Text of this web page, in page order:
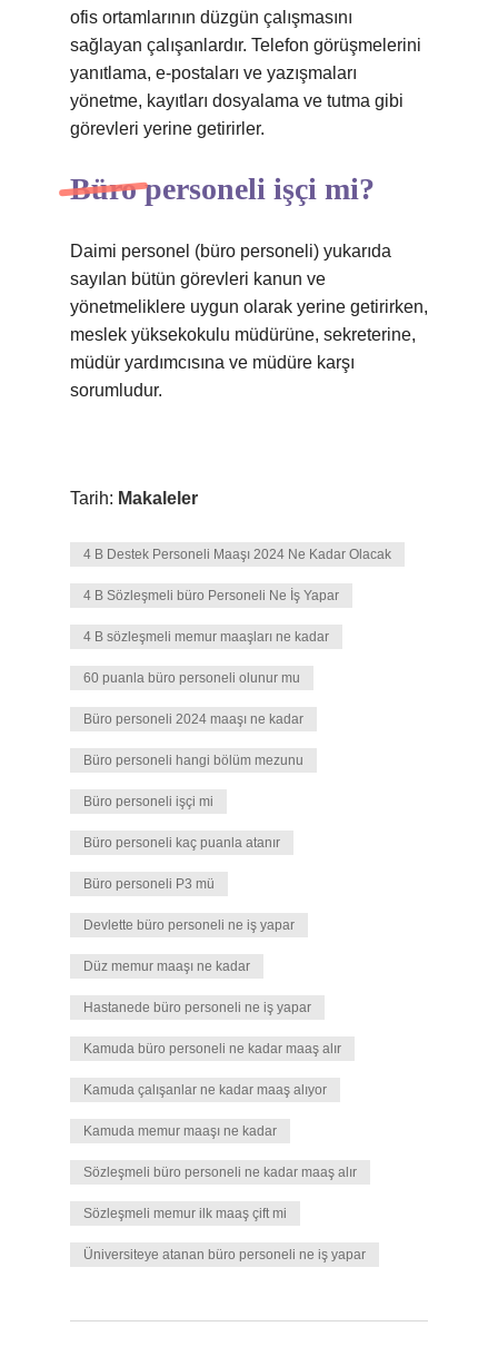
ofis ortamlarının düzgün çalışmasını
sağlayan çalışanlardır. Telefon görüşmelerini
yanıtlama, e-postaları ve yazışmaları
yönetme, kayıtları dosyalama ve tutma gibi
görevleri yerine getirirler.
Büro personeli işçi mi?
Daimi personel (büro personeli) yukarıda
sayılan bütün görevleri kanun ve
yönetmeliklere uygun olarak yerine getirirken,
meslek yüksekokulu müdürüne, sekreterine,
müdür yardımcısına ve müdüre karşı
sorumludur.
Tarih: Makaleler
4 B Destek Personeli Maaşı 2024 Ne Kadar Olacak
4 B Sözleşmeli büro Personeli Ne İş Yapar
4 B sözleşmeli memur maaşları ne kadar
60 puanla büro personeli olunur mu
Büro personeli 2024 maaşı ne kadar
Büro personeli hangi bölüm mezunu
Büro personeli işçi mi
Büro personeli kaç puanla atanır
Büro personeli P3 mü
Devlette büro personeli ne iş yapar
Düz memur maaşı ne kadar
Hastanede büro personeli ne iş yapar
Kamuda büro personeli ne kadar maaş alır
Kamuda çalışanlar ne kadar maaş alıyor
Kamuda memur maaşı ne kadar
Sözleşmeli büro personeli ne kadar maaş alır
Sözleşmeli memur ilk maaş çift mi
Üniversiteye atanan büro personeli ne iş yapar